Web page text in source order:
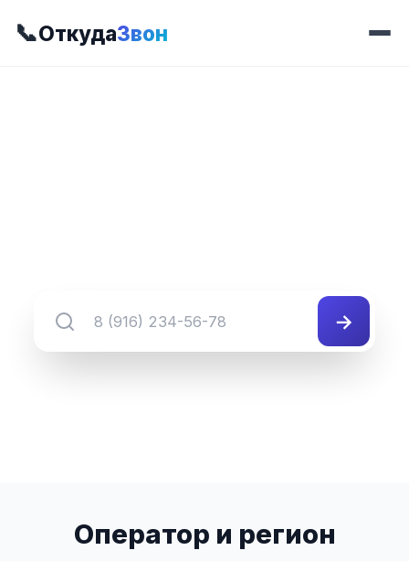
📞ОткудаЗвон
→
Оператор и регион